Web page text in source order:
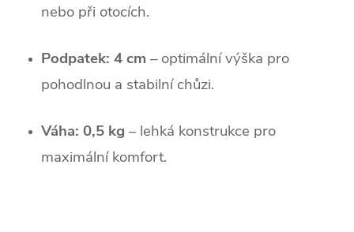
nebo při otocích.
Podpatek: 4 cm – optimální výška pro
pohodlnou a stabilní chůzi.
Váha: 0,5 kg – lehká konstrukce pro
maximální komfort.